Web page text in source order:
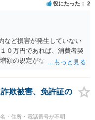
役にたった 2
など損害が発生していない
０万円であれば、消費者契
額の規定がなかったのに増
いことになります。
欺被害、免許証の
・住所・電話番号が不明